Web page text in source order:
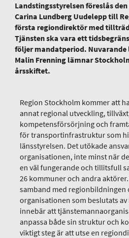
Landstingsstyrelsen föreslås
Carina Lundberg Uudelepp till
första regiondirektör med
Tjänsten ska vara ett
följer mandatperiod.
Malin Frenning lämnar
årsskiftet.
Region Stockholm kommer att
annat regional utveckling,
kompetensförsörjning och
för transportinfrastruktur som
länsstyrelsen. Det utökade
organisationen, inte minst när
en väl fungerande och tillitsfull
26 kommuner och andra
samband med regionbildningen
organisationen som beslutats
innebär att
anpassa både sin struktur och
viktigt steg är att utse en